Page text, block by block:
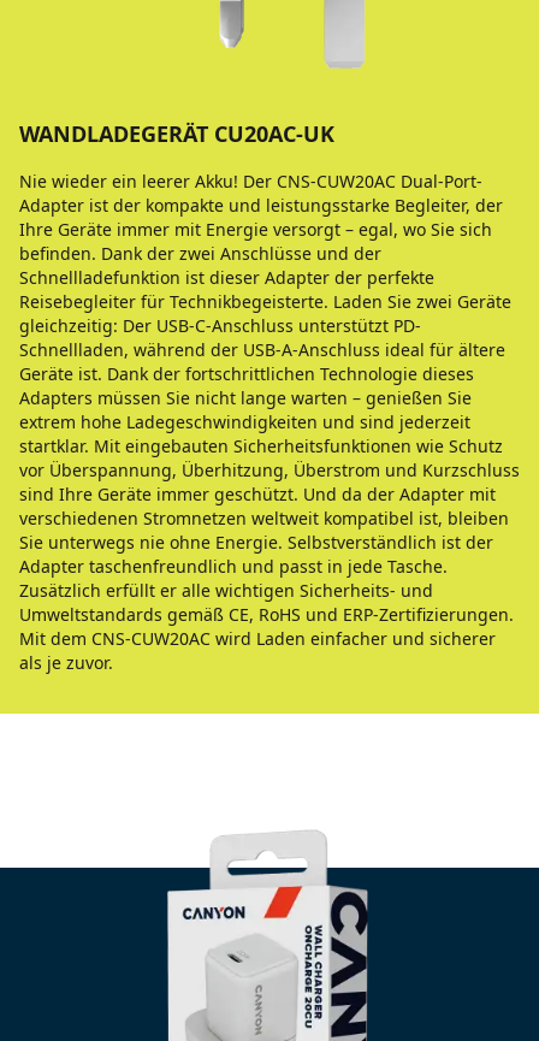
WANDLADEGERÄT CU20AC-UK
Nie wieder ein leerer Akku! Der CNS-CUW20AC Dual-Port-
Adapter ist der kompakte und leistungsstarke Begleiter, der
Ihre Geräte immer mit Energie versorgt – egal, wo Sie sich
befinden. Dank der zwei Anschlüsse und der
Schnellladefunktion ist dieser Adapter der perfekte
Reisebegleiter für Technikbegeisterte. Laden Sie zwei Geräte
gleichzeitig: Der USB-C-Anschluss unterstützt PD-
Schnellladen, während der USB-A-Anschluss ideal für ältere
Geräte ist. Dank der fortschrittlichen Technologie dieses
Adapters müssen Sie nicht lange warten – genießen Sie
extrem hohe Ladegeschwindigkeiten und sind jederzeit
startklar. Mit eingebauten Sicherheitsfunktionen wie Schutz
vor Überspannung, Überhitzung, Überstrom und Kurzschluss
sind Ihre Geräte immer geschützt. Und da der Adapter mit
verschiedenen Stromnetzen weltweit kompatibel ist, bleiben
Sie unterwegs nie ohne Energie. Selbstverständlich ist der
Adapter taschenfreundlich und passt in jede Tasche.
Zusätzlich erfüllt er alle wichtigen Sicherheits- und
Umweltstandards gemäß CE, RoHS und ERP-Zertifizierungen.
Mit dem CNS-CUW20AC wird Laden einfacher und sicherer
als je zuvor.